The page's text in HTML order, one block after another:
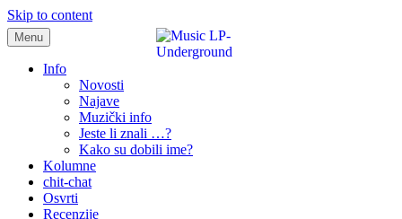
Skip to content
samo muzika i …..
Menu
Info
Novosti
Najave
Muzički info
Jeste li znali …?
Kako su dobili ime?
Kolumne
chit-chat
Osvrti
Recenzije